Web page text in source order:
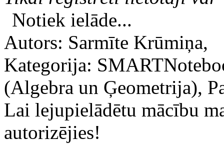
Notiek ielāde...
Autors: Sarmīte Krūmiņa,
Kategorija:
(Algebra un Ģeometrija),
Lai lejupielādētu mācību
autorizējies!